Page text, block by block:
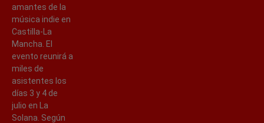
amantes de la
música indie en
Castilla-La
Mancha. El
evento reunirá a
miles de
asistentes los
días 3 y 4 de
julio en La
Solana. Según